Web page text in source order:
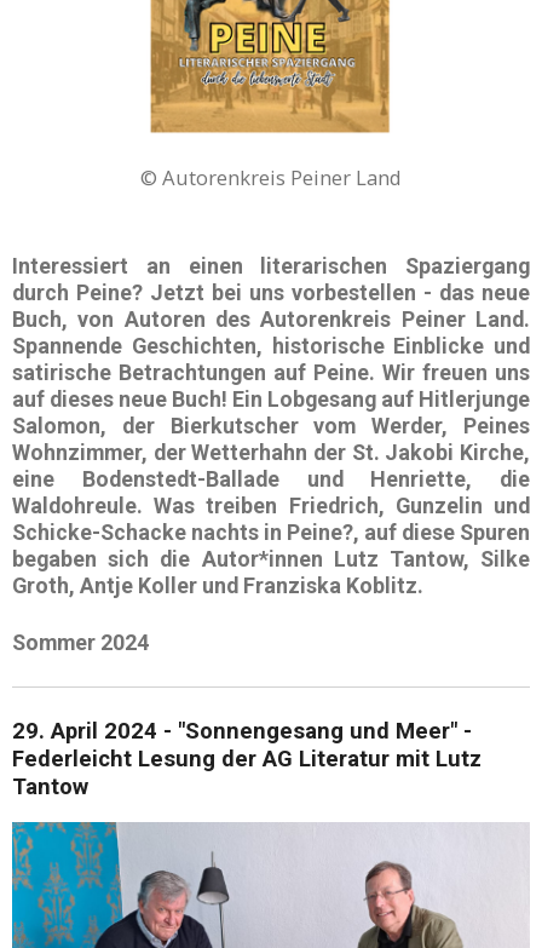
© Autorenkreis Peiner Land
Interessiert an einen
literarischen Spaziergang
durch Peine? Jetzt bei uns vorbestellen - das neue
Buch, von Autoren des Autorenkreis Peiner Land.
Spannende Geschichten, historische Einblicke und
satirische Betrachtungen auf Peine. Wir freuen uns
auf dieses neue Buch! Ein Lobgesang auf Hitlerjunge
Salomon, der Bierkutscher vom Werder, Peines
Wohnzimmer, derWetterhahn der St. Jakobi Kirche,
eine Bodenstedt-Balladeund Henriette, die
Waldohreule. Was treiben Friedrich, Gunzelin und
Schicke-Schacke nachts in Peine?, auf diese Spuren
begaben sich die Autor*innen Lutz Tantow, Silke
Groth, Antje Koller und Franziska Koblitz.
Sommer 2024
29. April 2024 - "Sonnengesang und Meer" -
Federleicht Lesung der AG Literatur mit Lutz
Tantow